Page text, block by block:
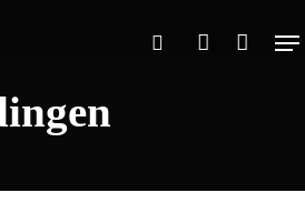
search account
Close